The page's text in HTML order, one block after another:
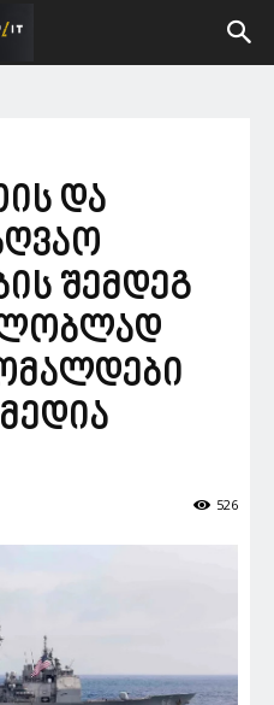
და
შემდეგ
526